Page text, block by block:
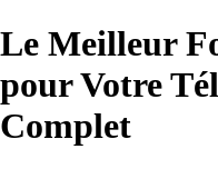
Le Meilleur
pour Votre
Complet